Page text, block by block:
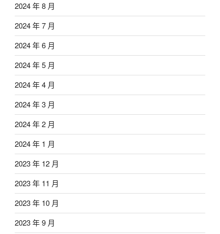
2024 年 8 月
2024 年 7 月
2024 年 6 月
2024 年 5 月
2024 年 4 月
2024 年 3 月
2024 年 2 月
2024 年 1 月
2023 年 12 月
2023 年 11 月
2023 年 10 月
2023 年 9 月